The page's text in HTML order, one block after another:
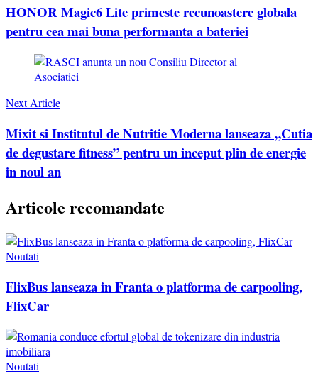
HONOR Magic6 Lite primeste recunoastere globala
pentru cea mai buna performanta a bateriei
Next Article
Mixit si Institutul de Nutritie Moderna lanseaza „Cutia
de degustare fitness” pentru un inceput plin de energie
in noul an
Articole recomandate
Noutati
FlixBus lanseaza in Franta o platforma de carpooling,
FlixCar
Noutati